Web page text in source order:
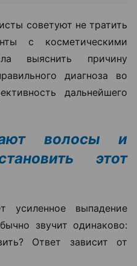
советуют не тратить
с косметическими
выяснить причину
диагноза во
дальнейшего
волосы и
этот
усиленное выпадение
звучит одинаково:
Ответ зависит от